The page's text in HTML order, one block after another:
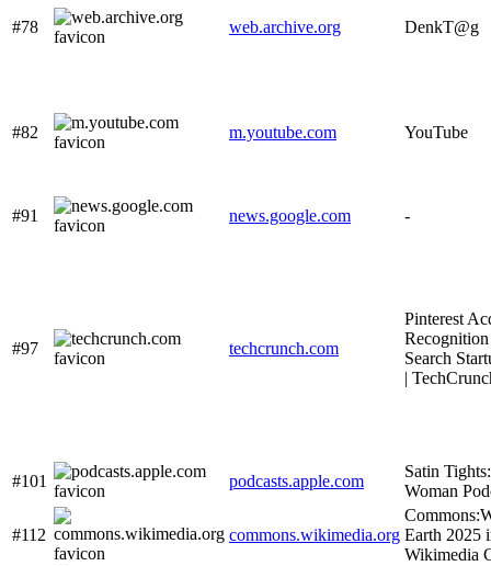
#78 web.archive.org DenkT@g
#82 m.youtube.com YouTube
#91 news.google.com -
#97 techcrunch.com
Pinterest
Search
|
#101 podcasts.apple.com
Satin
Woman
#112 commons.wikimedia.org Earth 2025
Wikimedia